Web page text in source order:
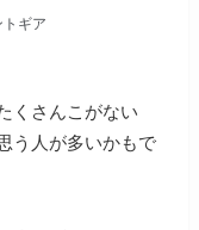
ギア
くさんこがない
う人が多いかもで